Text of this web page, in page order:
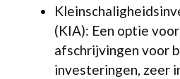
(KIA): Een optie
afschrijvingen voor
investeringen, zeer